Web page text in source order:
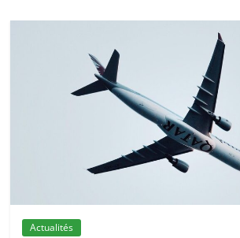
Actualités